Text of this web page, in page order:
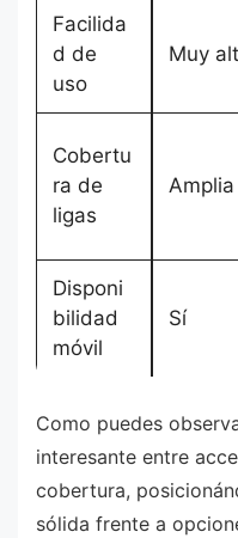
Facilida
d de
uso
Muy
Cobertu
ra de
ligas
Amplia
Disponi
bilidad
móvil
Sí
Como puedes
interesante entre
cobertura,
sólida frente a